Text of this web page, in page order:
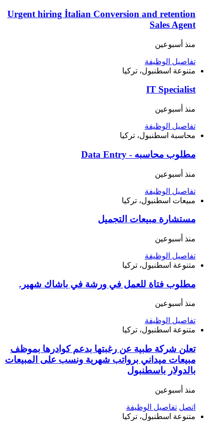
Urgent hiring İtalian Conversion and retention
Sales Agent
منذ أسبوعين
تفاصيل الوظيفة
متنوعة اسطنبول، تركيا
IT Specialist
منذ أسبوعين
تفاصيل الوظيفة
محاسبة اسطنبول، تركيا
مطلوب محاسبه - Data Entry
منذ أسبوعين
تفاصيل الوظيفة
مبيعات اسطنبول، تركيا
مستشارة مبيعات التجميل
منذ أسبوعين
تفاصيل الوظيفة
متنوعة اسطنبول، تركيا
مطلوب فتاة للعمل في ورشة في باشاك شهير.
منذ أسبوعين
تفاصيل الوظيفة
متنوعة اسطنبول، تركيا
تعلن شركة طبية عن رغبتها بدعم كوادرها بموظف
مبيعات ميداني برواتب شهرية ونسب على المبيعات
بالدولار باسطنبول
منذ أسبوعين
اتصل تفاصيل الوظيفة
متنوعة اسطنبول، تركيا